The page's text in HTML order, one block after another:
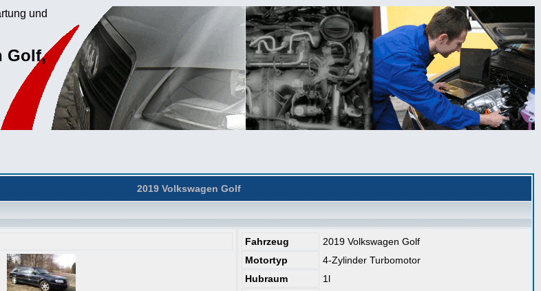
und
Golf,
2019 Volkswagen Golf
Fahrzeug
2019 Volkswagen Golf
Motortyp
4-Zylinder Turbomotor
Hubraum
1l